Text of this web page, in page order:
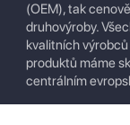
(OEM), tak
druhovýroby.
kvalitních
produktů máme
centrálním